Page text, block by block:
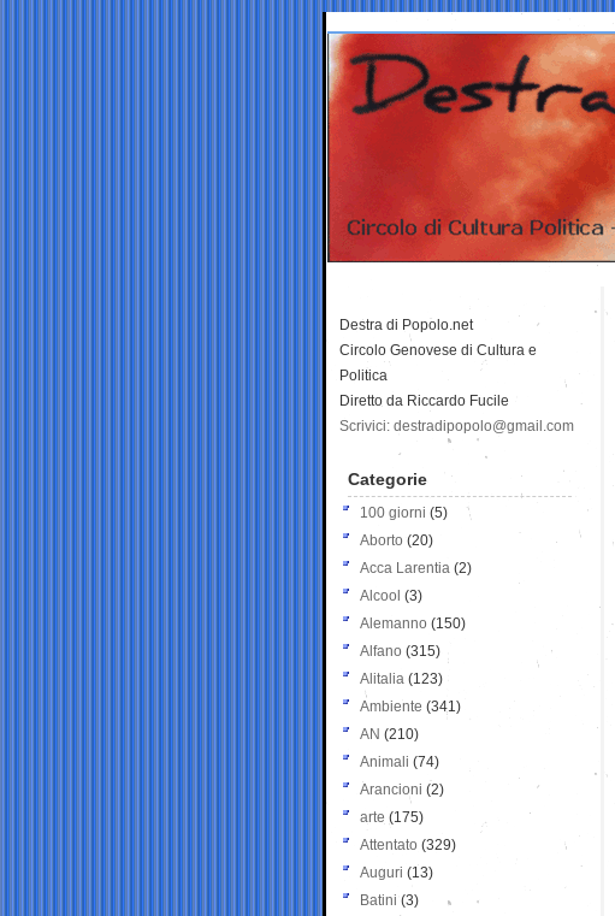
Destra di Popolo.net
Circolo Genovese di Cultura e
Politica
Diretto da Riccardo Fucile
Scrivici: destradipopolo@gmail.com
Categorie
100 giorni (5)
Aborto (20)
Acca Larentia (2)
Alcool (3)
Alemanno (150)
Alfano (315)
Alitalia (123)
Ambiente (341)
AN (210)
Animali (74)
Arancioni (2)
arte (175)
Attentato (329)
Auguri (13)
Batini (3)